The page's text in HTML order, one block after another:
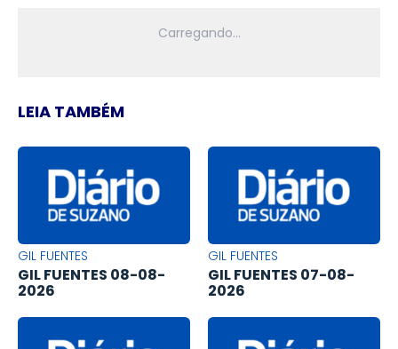
LEIA TAMBÉM
GIL FUENTES
GIL FUENTES 08-08-
2026
GIL FUENTES
GIL FUENTES 07-08-
2026